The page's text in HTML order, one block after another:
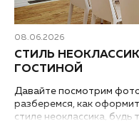
08.06.2026
СТИЛЬ
ГОСТИНОЙ
Давайте посмотрим
разберемся, как
стиле неоклассика, будь